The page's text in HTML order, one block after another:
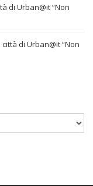
di Urban@it “Non
di Urban@it “Non